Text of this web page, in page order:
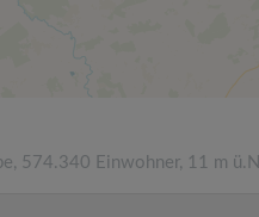
574.340 Einwohner, 11 m